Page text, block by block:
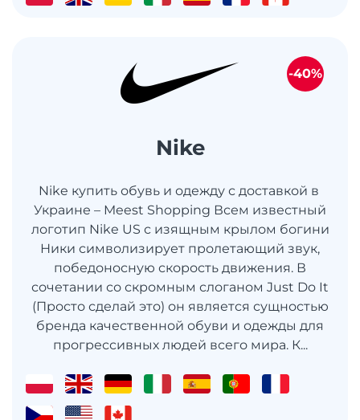
Nike
Nike купить обувь и одежду с доставкой в ​​
Украине – Meest Shopping Всем известный
логотип Nike US с изящным крылом богини
Ники символизирует пролетающий звук,
победоносную скорость движения. В
сочетании со скромным слоганом Just Do It
(Просто сделай это) он является сущностью
бренда качественной обуви и одежды для
прогрессивных людей всего мира. К...
-40%